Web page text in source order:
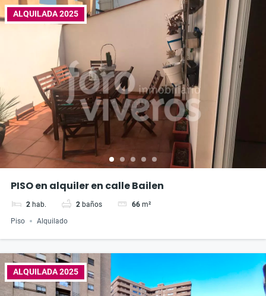
ALQUILADA 2025
PISO en alquiler en calle Bailen
2 hab. 2 baños 66 m²
Piso Alquilado
ALQUILADA 2025